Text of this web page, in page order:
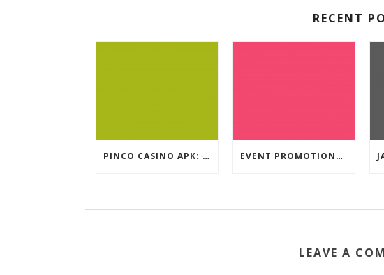
RECENT
PINCO CASINO APK: OYUN SEÇIMLƏRININ İCMALI EVENT PROMOTIONS AT HIGHEST PAYING ONLINE CASINOS WITH BEST RTP
LEAVE A